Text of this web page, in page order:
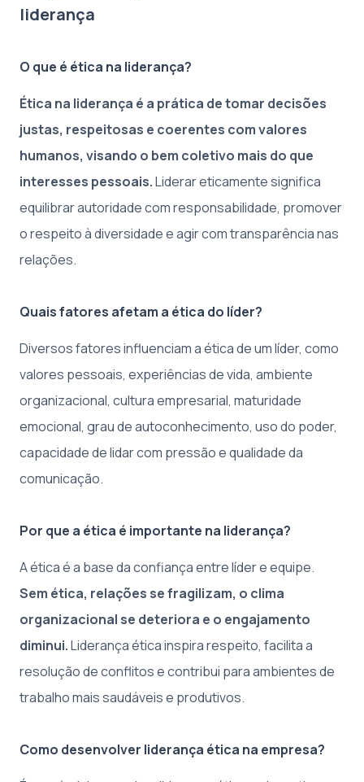
liderança
O que é ética na liderança?
Ética na liderança é a prática de tomar decisões
justas, respeitosas e coerentes com valores
humanos, visando o bem coletivo mais do que
interesses pessoais.Liderar eticamente significa
equilibrar autoridade com responsabilidade, promover
o respeito à diversidade e agir com transparência nas
relações.
Quais fatores afetam a ética do líder?
Diversos fatores influenciam a ética de um líder, como
valores pessoais, experiências de vida, ambiente
organizacional, cultura empresarial, maturidade
emocional, grau de autoconhecimento, uso do poder,
capacidade de lidar com pressão e qualidade da
comunicação.
Por que a ética é importante na liderança?
A ética é a base da confiança entre líder e equipe.
Sem ética, relações se fragilizam, o clima
organizacional se deteriora e o engajamento
diminui.Liderança ética inspira respeito, facilita a
resolução de conflitos e contribui para ambientes de
trabalho mais saudáveis e produtivos.
Como desenvolver liderança ética na empresa?